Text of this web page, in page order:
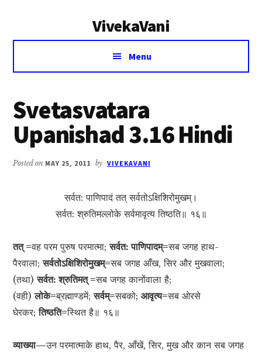
VivekaVani
Voice
Vivekananda
Menu
Svetasvatara
Upanishad 3.16 Hindi
Posted on MAY 25, 2011 by VIVEKAVANI
सर्वत: पाणिपादं तत् सर्वतोऽक्षिशिरोमुखम्।
सर्वत: श्रुतिमल्लोके सर्वमावृत्य तिष्ठति॥ १६॥
तत् =वह परम पुरुष परमात्मा;सर्वत: पाणिपादम्=सब जगह हाथ-
पैरवाला;सर्वतोऽक्षिशिरोमुखम्=सब जगह आँख, सिर और मुखवाला;
(तथा)सर्वत: श्रुतिमत् =सब जगह कानोंवाला है;
(वही)लोके=ब्रह्माण्डमें;सर्वम्=सबको;आवृत्य=सब ओरसे
घेरकर;तिष्ठति=स्थित है॥ १६॥
व्याख्या—उन परमात्माके हाथ, पैर, आँखें, सिर, मुख और कान सब जगह